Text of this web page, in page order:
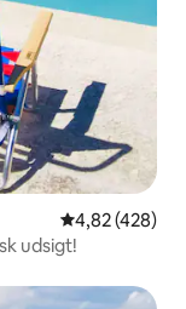
4,82 ud af 5 i
4,82 (428)
udsigt!